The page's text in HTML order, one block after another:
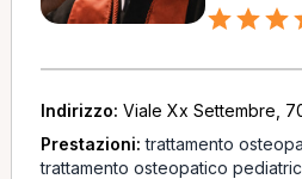
Indirizzo: Viale Xx Settembre,
Prestazioni:trattamento
trattamento osteopatico